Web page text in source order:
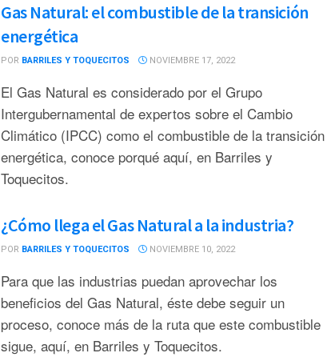
Gas Natural: el combustible de la transición
energética
POR BARRILES Y TOQUECITOS NOVIEMBRE 17, 2022
El Gas Natural es considerado por el Grupo
Intergubernamental de expertos sobre el Cambio
Climático (IPCC) como el combustible de la transición
energética, conoce porqué aquí, en Barriles y
Toquecitos.
¿Cómo llega el Gas Natural a la industria?
POR BARRILES Y TOQUECITOS NOVIEMBRE 10, 2022
Para que las industrias puedan aprovechar los
beneficios del Gas Natural, éste debe seguir un
proceso, conoce más de la ruta que este combustible
sigue, aquí, en Barriles y Toquecitos.